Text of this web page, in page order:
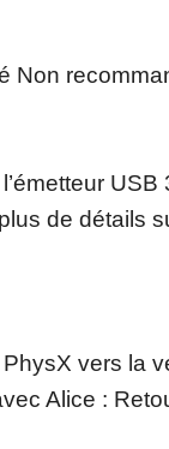
USB
de détails
vers la
Alice :